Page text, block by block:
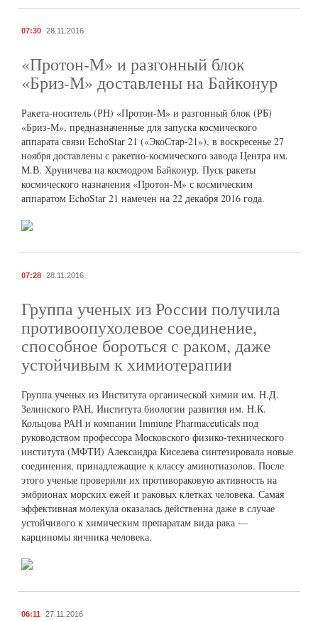
07:30 28.11.2016
«Протон-М» и разгонный блок
«Бриз-М» доставлены на Байконур
Ракета-носитель (РН) «Протон-М» и разгонный блок (РБ)
«Бриз-М», предназначенные для запуска космического
аппарата связи EchoStar 21 («ЭкоСтар-21»), в воскресенье 27
ноября доставлены с ракетно-космического завода Центра им.
М.В. Хруничева на космодром Байконур. Пуск ракеты
космического назначения «Протон-М» с космическим
аппаратом EchoStar 21 намечен на 22 декабря 2016 года.
07:28 28.11.2016
Группа ученых из России получила
противоопухолевое соединение,
способное бороться с раком, даже
устойчивым к химиотерапии
Группа ученых из Института органической химии им. Н.Д.
Зелинского РАН, Института биологии развития им. Н.К.
Кольцова РАН и компании Immune Pharmaceuticals под
руководством профессора Московского физико-технического
института (МФТИ) Александра Киселева синтезировала новые
соединения, принадлежащие к классу аминотиазолов. После
этого ученые проверили их противораковую активность на
эмбрионах морских ежей и раковых клетках человека. Самая
эффективная молекула оказалась действенна даже в случае
устойчивого к химическим препаратам вида рака —
карциномы яичника человека.
06:11 27.11.2016